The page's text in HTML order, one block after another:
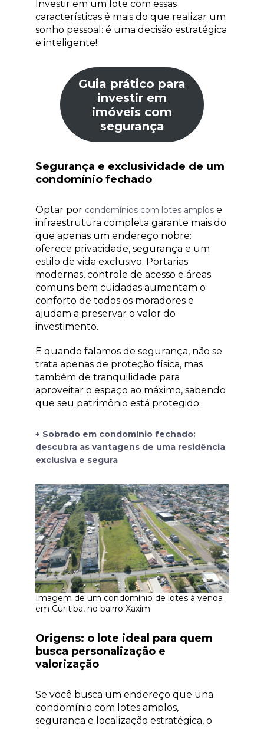
Investir em um lote com essas
características é mais do que realizar um
sonho pessoal: é uma decisão estratégica
e inteligente!
Guia prático para
investir em
imóveis com
segurança
Segurança e exclusividade de um
condomínio fechado
Optar por condomínios com lotes amplos e
infraestrutura completa garante mais do
que apenas um endereço nobre:
oferece privacidade, segurança e um
estilo de vida exclusivo. Portarias
modernas, controle de acesso e áreas
comuns bem cuidadas aumentam o
conforto de todos os moradores e
ajudam a preservar o valor do
investimento.
E quando falamos de segurança, não se
trata apenas de proteção física, mas
também de tranquilidade para
aproveitar o espaço ao máximo, sabendo
que seu patrimônio está protegido.
+ Sobrado em condomínio fechado:
descubra as vantagens de uma residência
exclusiva e segura
Imagem de um condomínio de lotes à venda
em Curitiba, no bairro Xaxim
Origens: o lote ideal para quem
busca personalização e
valorização
Se você busca um endereço que una
condomínio com lotes amplos,
segurança e localização estratégica, o